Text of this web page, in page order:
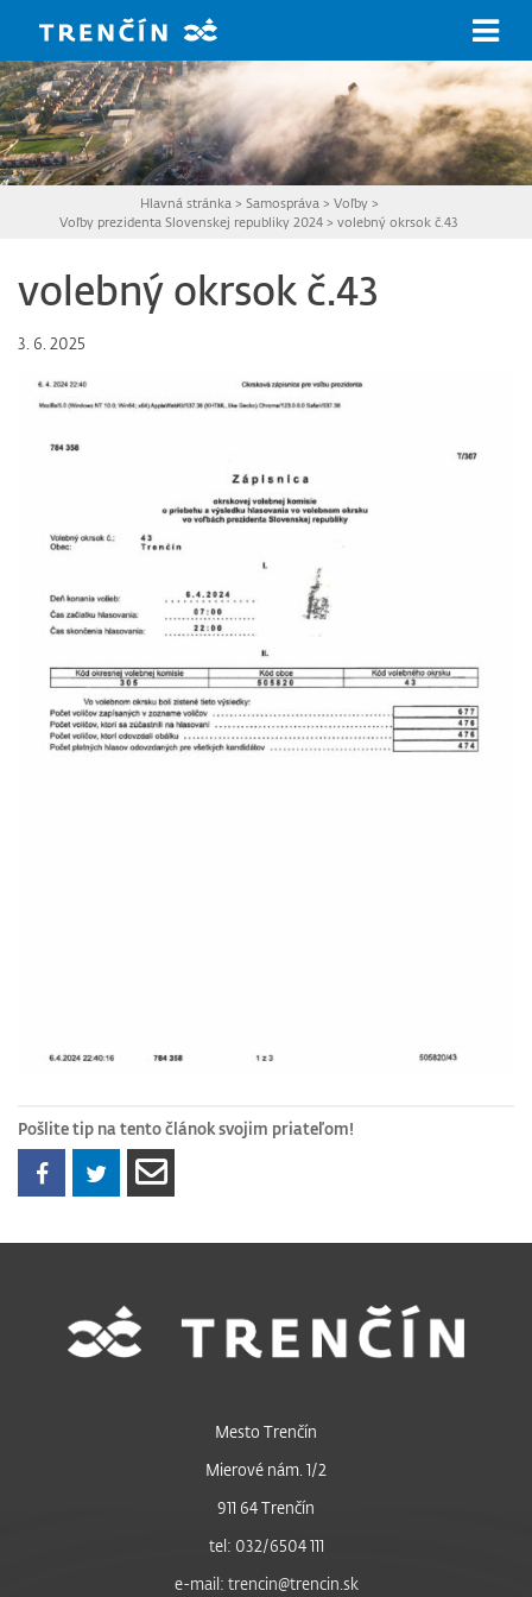
Hlavná stránka > Samospráva > Voľby>
Voľby prezidenta Slovenskej republiky 2024 >volebný okrsok č.43
volebný okrsok č.43
3. 6. 2025
Pošlite tip na tento článok svojim priateľom!
Mesto Trenčín
Mierové nám. 1/2
911 64 Trenčín
tel: 032/6504 111
e-mail: trencin@trencin.sk